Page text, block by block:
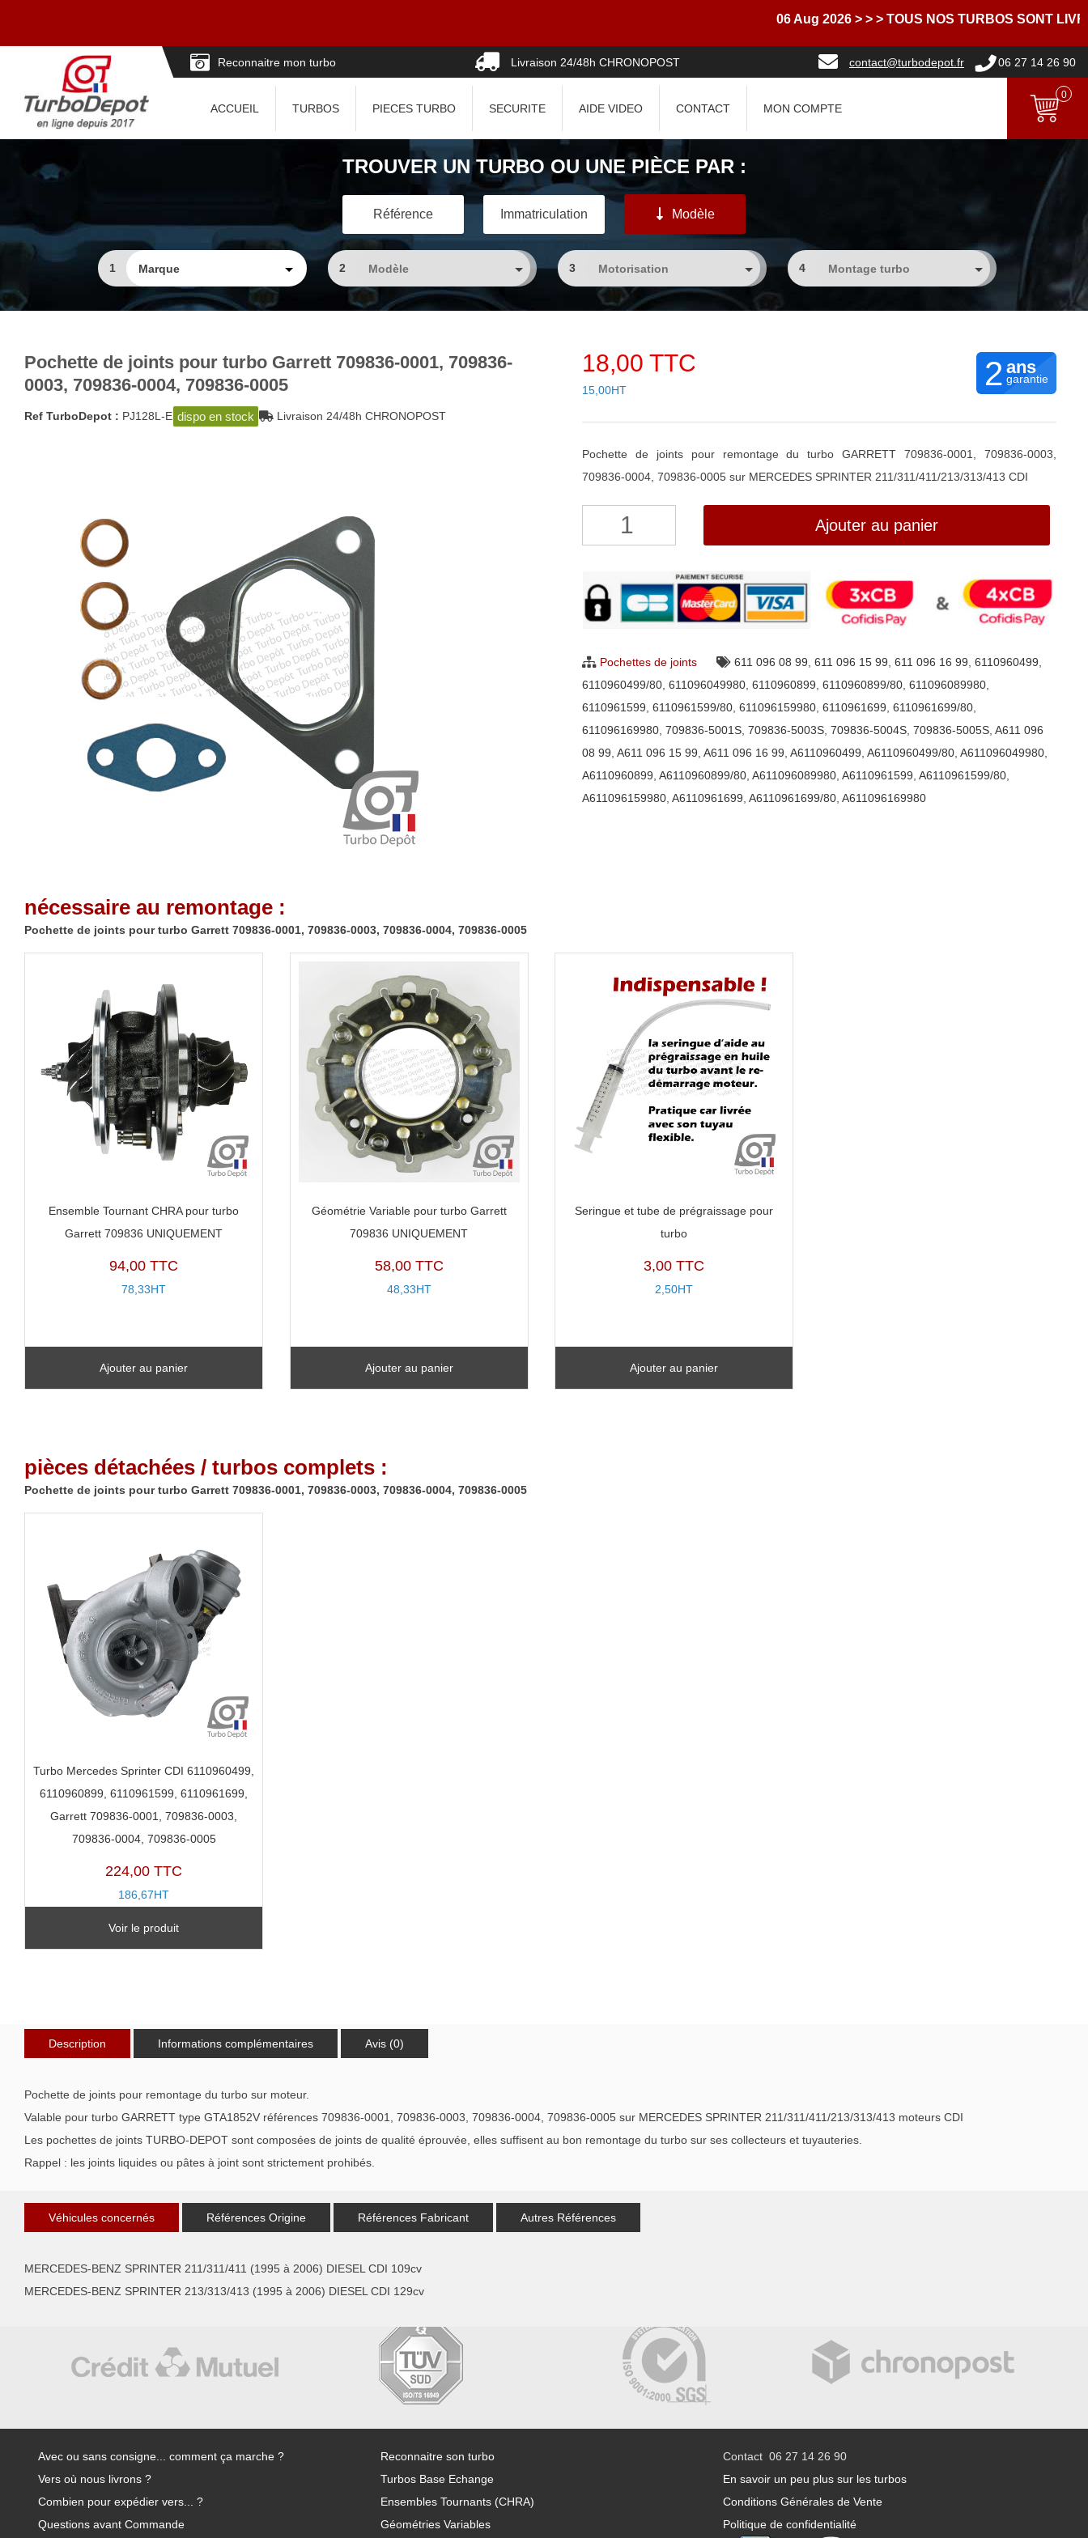
06 Aug 2026 > > > TOUS NOS TURBOS SONT LIVRES
Reconnaitre mon turbo Livraison 24/48h CHRONOPOST contact@turbodepot.fr 06 27 14 26 90
ACCUEIL TURBOS PIECES TURBO SECURITE AIDE VIDEO CONTACT MON COMPTE
0
TROUVER UN TURBO OU UNE PIÈCE PAR :
Référence Immatriculation Modèle
1 2 3 4
Pochette de joints pour turbo Garrett 709836-0001, 709836-
0003, 709836-0004, 709836-0005
Ref TurboDepot : PJ128L-E dispo en stock Livraison 24/48h CHRONOPOST
18,00 TTC
15,00HT 2 ans
garantie
Pochette de joints pour remontage du turbo GARRETT 709836-0001, 709836-0003,
709836-0004, 709836-0005 sur MERCEDES SPRINTER 211/311/411/213/313/413 CDI
de
joints
Ajouter au panier
Pochettes de joints 611 096 08 99 611 096 15 99 611 096 16 99 6110960499
6110960499/80, 611096049980, 6110960899 6110960899/80, 611096089980,
6110961599 6110961599/80, 611096159980, 6110961699 6110961699/80,
611096169980, 709836-5001S, 709836-5003S, 709836-5004S, 709836-5005S, A611 096
08 99 A611 096 15 99 A611 096 16 99 A6110960499 A6110960499/80, A611096049980,
A6110960899 A6110960899/80, A611096089980, A6110961599 A6110961599/80,
A611096159980, A6110961699 A6110961699/80, A611096169980
nécessaire au remontage :
Pochette de joints pour turbo Garrett 709836-0001, 709836-0003, 709836-0004, 709836-0005
Ensemble Tournant CHRA pour turbo
Garrett 709836 UNIQUEMENT
94,00 TTC
78,33HT
Ajouter au panier
Géométrie Variable pour turbo Garrett
709836 UNIQUEMENT
58,00 TTC
48,33HT
Ajouter au panier
Seringue et tube de prégraissage pour
turbo
3,00 TTC
2,50HT
Ajouter au panier
pièces détachées / turbos complets :
Pochette de joints pour turbo Garrett 709836-0001, 709836-0003, 709836-0004, 709836-0005
Turbo Mercedes Sprinter CDI 6110960499,
6110960899, 6110961599, 6110961699,
Garrett 709836-0001, 709836-0003,
709836-0004, 709836-0005
224,00 TTC
186,67HT
Voir le produit
Description Informations complémentaires Avis (0)
Pochette de joints pour remontage du turbo sur moteur.
Valable pour turbo GARRETT type GTA1852V références 709836-0001, 709836-0003, 709836-0004, 709836-0005 sur MERCEDES SPRINTER 211/311/411/213/313/413 moteurs CDI
Les pochettes de joints TURBO-DEPOT sont composées de joints de qualité éprouvée, elles suffisent au bon remontage du turbo sur ses collecteurs et tuyauteries.
Rappel : les joints liquides ou pâtes à joint sont strictement prohibés.
Véhicules concernés Références Origine Références Fabricant Autres Références
MERCEDES-BENZ SPRINTER 211/311/411 (1995 à 2006) DIESEL CDI 109cv
MERCEDES-BENZ SPRINTER 213/313/413 (1995 à 2006) DIESEL CDI 129cv
Avec ou sans consigne... comment ça marche ?
Vers où nous livrons ?
Combien pour expédier vers... ?
Questions avant Commande
Reconnaitre son turbo
Turbos Base Echange
Ensembles Tournants (CHRA)
Géométries Variables
Contact 06 27 14 26 90
En savoir un peu plus sur les turbos
Conditions Générales de Vente
Politique de confidentialité